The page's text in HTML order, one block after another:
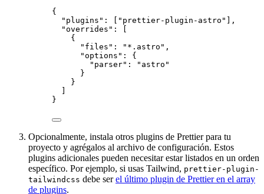
{
"plugins" : [ " prettier-plugin-astro "
],
"overrides" : [
{
"files" : " *.astro " ,
"options" : {
"parser" : " astro "
}
}
}
Opcionalmente, instala otros plugins de Prettier para tu
proyecto y agrégalos al archivo de configuración. Estos
plugins adicionales pueden necesitar estar listados en un orden
específico. Por ejemplo, si usas Tailwind, prettier-plugin-
tailwindcss debe serel último plugin de Prettier en el array
de plugins.